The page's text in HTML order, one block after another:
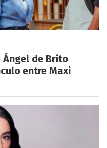
de Brito
entre Maxi